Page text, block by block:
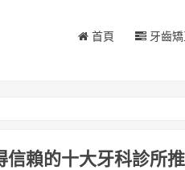
首頁 牙齒
信賴的十大牙科診所